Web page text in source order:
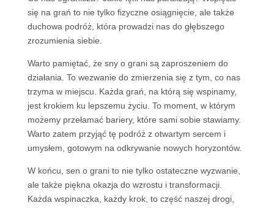
się na grań to nie tylko fizyczne osiągnięcie, ale także
duchowa podróż, która prowadzi nas do głębszego
zrozumienia siebie.
Warto pamiętać, że sny o grani są zaproszeniem do
działania. To wezwanie do zmierzenia się z tym, co nas
trzyma w miejscu. Każda grań, na którą się wspinamy,
jest krokiem ku lepszemu życiu. To moment, w którym
możemy przełamać bariery, które sami sobie stawiamy.
Warto zatem przyjąć tę podróż z otwartym sercem i
umysłem, gotowym na odkrywanie nowych horyzontów.
W końcu, sen o grani to nie tylko ostateczne wyzwanie,
ale także piękna okazja do wzrostu i transformacji.
Każda wspinaczka, każdy krok, to część naszej drogi,